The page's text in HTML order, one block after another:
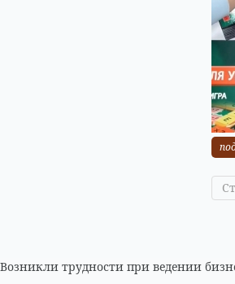
Возникли трудности при ведении